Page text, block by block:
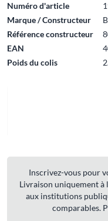
Numéro d'article
Marque / Constructeur
Référence constructeur
EAN
Poids du colis
Inscrivez-vous pour
Livraison uniquement
aux institutions
comparables.